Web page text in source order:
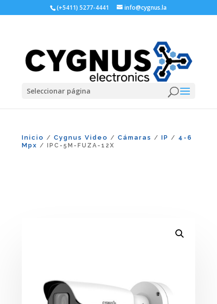
(+5411) 5277-4441 info@cygnus.la
Seleccionar página
Inicio / Cygnus Video / Cámaras / IP / 4-6
Mpx / IPC-5M-FUZA-12X